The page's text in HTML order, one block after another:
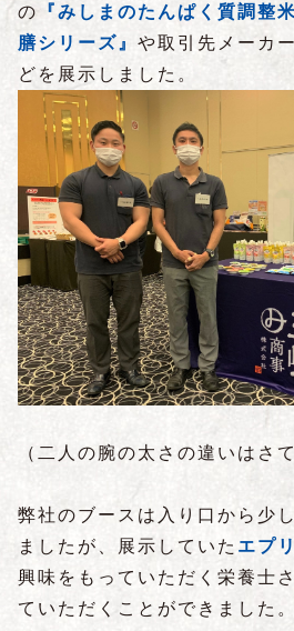
の
『みしまのたんぱく質調整
膳シリーズ』 や取引先メーカ
どを展示しました。
（二人の腕の太さの違いはさ
弊社のブースは入り口から少
ましたが、展示していた エプ
興味をもっていただく栄養士
ていただくことができました。